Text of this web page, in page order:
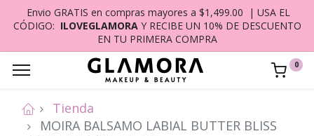
Envio GRATIS en compras mayores a $1,499.00 | USA EL
CÓDIGO: ILOVEGLAMORA Y RECIBE UN 10% DE DESCUENTO
EN TU PRIMERA COMPRA
0
Tienda
MOIRA BALSAMO LABIAL BUTTER BLISS